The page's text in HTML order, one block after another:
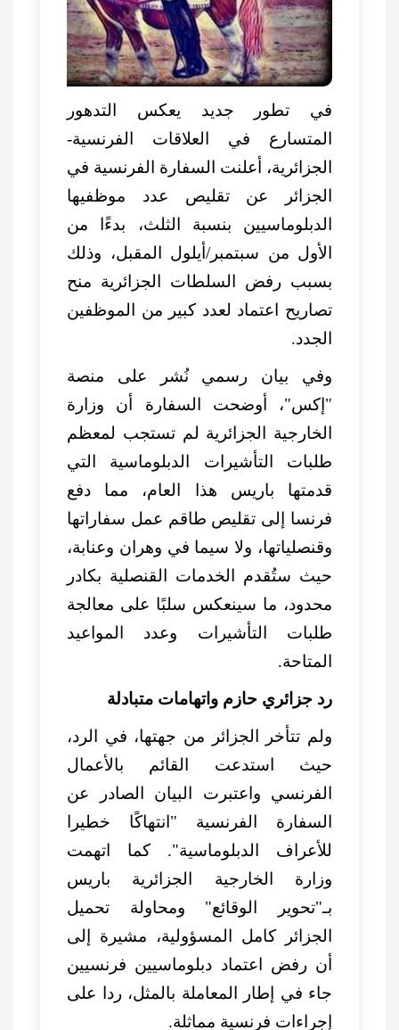
في تطور جديد يعكس التدهور
المتسارع في العلاقات الفرنسية-
الجزائرية، أعلنت السفارة الفرنسية في
الجزائر عن تقليص عدد موظفيها
الدبلوماسيين بنسبة الثلث، بدءًا من
الأول من سبتمبر/أيلول المقبل، وذلك
بسبب رفض السلطات الجزائرية منح
تصاريح اعتماد لعدد كبير من الموظفين
الجدد.
وفي بيان رسمي نُشر على منصة
"إكس"، أوضحت السفارة أن وزارة
الخارجية الجزائرية لم تستجب لمعظم
طلبات التأشيرات الدبلوماسية التي
قدمتها باريس هذا العام، مما دفع
فرنسا إلى تقليص طاقم عمل سفاراتها
وقنصلياتها، ولا سيما في وهران وعنابة،
حيث ستُقدم الخدمات القنصلية بكادر
محدود، ما سينعكس سلبًا على معالجة
طلبات التأشيرات وعدد المواعيد
المتاحة.
رد جزائري حازم واتهامات متبادلة
ولم تتأخر الجزائر من جهتها، في الرد،
حيث استدعت القائم بالأعمال
الفرنسي واعتبرت البيان الصادر عن
السفارة الفرنسية "انتهاكًا خطيرا
للأعراف الدبلوماسية". كما اتهمت
وزارة الخارجية الجزائرية باريس
بـ"تحوير الوقائع" ومحاولة تحميل
الجزائر كامل المسؤولية، مشيرة إلى
أن رفض اعتماد دبلوماسيين فرنسيين
جاء في إطار المعاملة بالمثل، ردا على
إجراءات فرنسية مماثلة.